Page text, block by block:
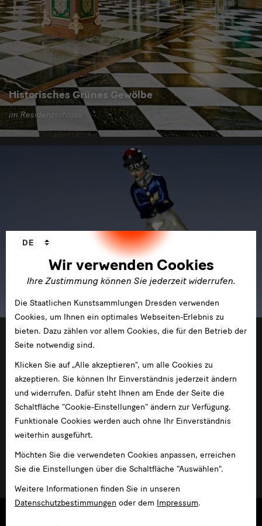
Historisches Grünes Gewölbe
im Residenzschloss
30.11.2016 —13.02.2017
im Residenzschloss
Wir verwenden Cookies
Ihre Zustimmung können Sie jederzeit widerrufen.
Sprachwechsler
DE
Die Staatlichen Kunstsammlungen Dresden verwenden
Cookies, um Ihnen ein optimales Webseiten-Erlebnis zu
bieten. Dazu zählen vor allem Cookies, die für den Betrieb der
Seite notwendig sind.
Klicken Sie auf „Alle akzeptieren“, um alle Cookies zu
akzeptieren. Sie können Ihr Einverständnis jederzeit ändern
und widerrufen. Dafür steht Ihnen am Ende der Seite die
Schaltfläche "Cookie-Einstellungen" ändern zur Verfügung.
Funktionale Cookies werden auch ohne Ihr Einverständnis
weiterhin ausgeführt.
Möchten Sie die verwendeten Cookies anpassen, erreichen
Sie die Einstellungen über die Schaltfläche "Auswählen".
Weitere Informationen finden Sie in unseren
Datenschutzbestimmungen oder dem Impressum.